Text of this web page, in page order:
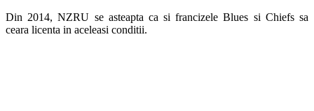
Din 2014, NZRU se asteapta ca si francizele Blues si Chiefs sa
ceara licenta in aceleasi conditii.